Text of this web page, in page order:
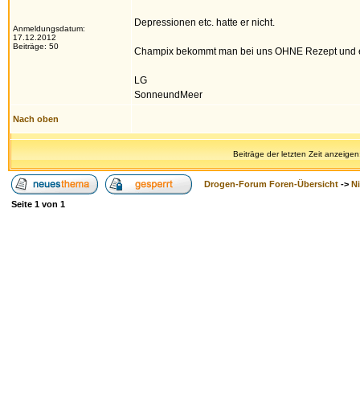
Anmeldungsdatum:
17.12.2012
Beiträge: 50
Depressionen etc. hatte er nicht.
Champix bekommt man bei uns OHNE Rezept und
LG
SonneundMeer
Nach oben
Beiträge der letzten Zeit
Drogen-Forum Foren-Übersicht ->
Seite 1 von 1